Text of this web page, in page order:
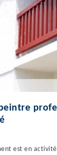
est en